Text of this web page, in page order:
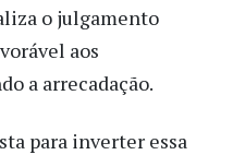
o julgamento
aos
a arrecadação.
para inverter essa